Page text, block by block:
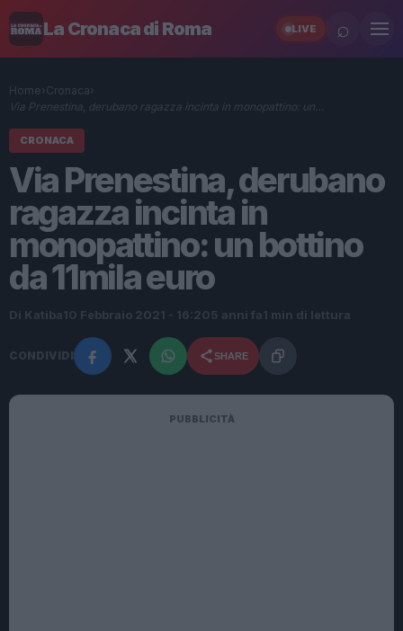
La Cronaca di Roma LIVE ⌕
Home› Cronaca›
Via Prenestina, derubano ragazza incinta in monopattino: un…
CRONACA
Via Prenestina, derubano
ragazza incinta in
monopattino: un bottino
da 11mila euro
Di Katiba 10 Febbraio 2021 - 16:20 5 anni fa 1 min di lettura
CONDIVIDI SHARE
PUBBLICITÀ